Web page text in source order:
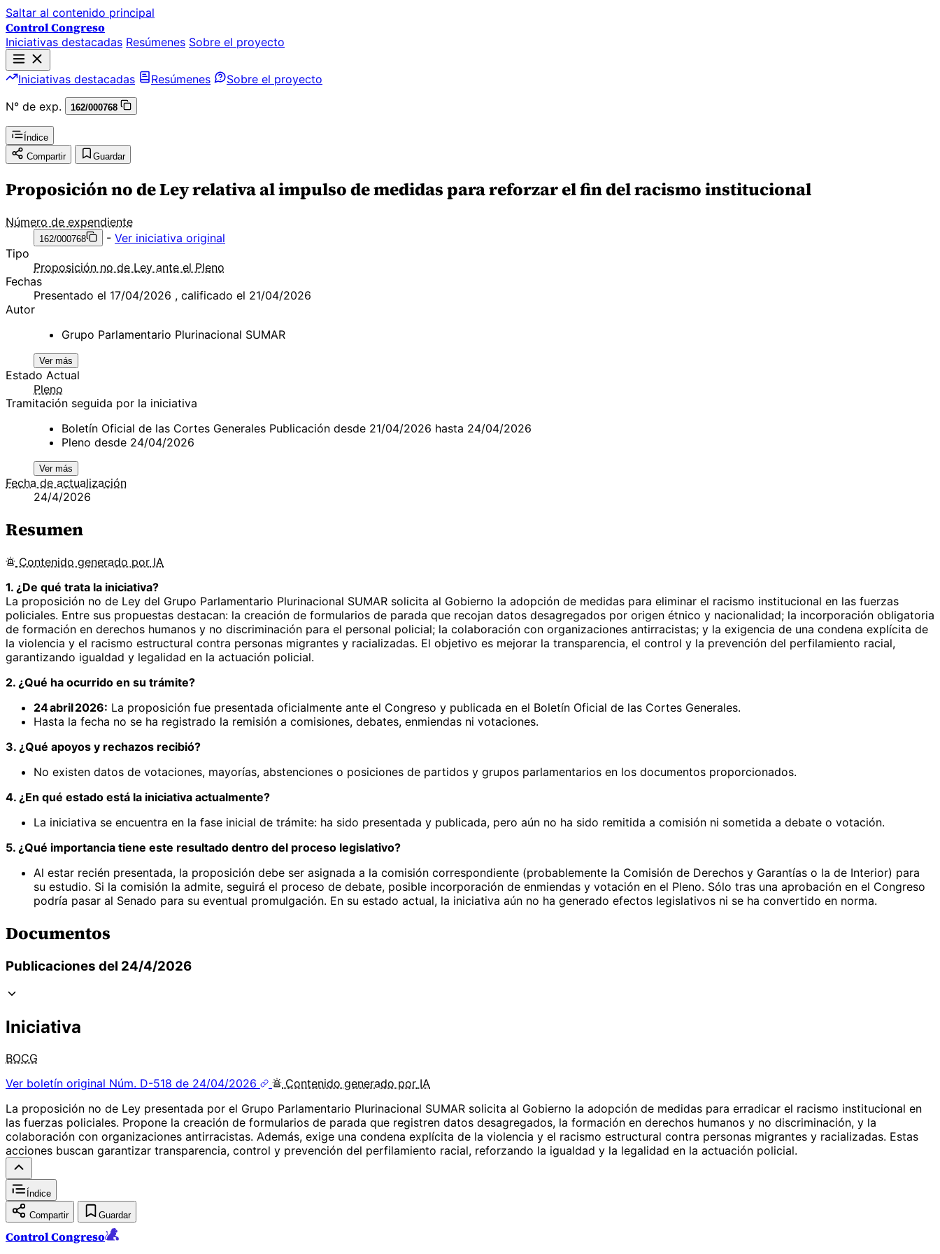
Saltar al contenido principal
Control Congreso
Iniciativas destacadas Resúmenes Sobre el proyecto
Iniciativas destacadas Resúmenes
Sobre el proyecto
N° de exp.
162/000768
Índice
Compartir
Guardar
Proposición no de Ley relativa al impulso de medidas para reforzar el fin del racismo institucional
Número de expendiente
162/000768 - Ver iniciativa original
Tipo
Proposición no de Ley ante el Pleno
Fechas
Presentado el 17/04/2026 , calificado el 21/04/2026
Autor
Grupo Parlamentario Plurinacional SUMAR
Ver más
Estado Actual
Pleno
Tramitación seguida por la iniciativa
Boletín Oficial de las Cortes Generales Publicación desde 21/04/2026 hasta 24/04/2026
Pleno desde 24/04/2026
Ver más
Fecha de actualización
24/4/2026
Resumen
Contenido generado por IA
1. ¿De qué trata la iniciativa?
La proposición no de Ley del Grupo Parlamentario Plurinacional SUMAR solicita al Gobierno la adopción de medidas para eliminar el racismo institucional en las fuerzas
policiales. Entre sus propuestas destacan: la creación de formularios de parada que recojan datos desagregados por origen étnico y nacionalidad; la incorporación obligatoria
de formación en derechos humanos y no discriminación para el personal policial; la colaboración con organizaciones antirracistas; y la exigencia de una condena explícita de
la violencia y el racismo estructural contra personas migrantes y racializadas. El objetivo es mejorar la transparencia, el control y la prevención del perfilamiento racial,
garantizando igualdad y legalidad en la actuación policial.
2. ¿Qué ha ocurrido en su trámite?
24 abril 2026: La proposición fue presentada oficialmente ante el Congreso y publicada en el Boletín Oficial de las Cortes Generales.
Hasta la fecha no se ha registrado la remisión a comisiones, debates, enmiendas ni votaciones.
3. ¿Qué apoyos y rechazos recibió?
No existen datos de votaciones, mayorías, abstenciones o posiciones de partidos y grupos parlamentarios en los documentos proporcionados.
4. ¿En qué estado está la iniciativa actualmente?
La iniciativa se encuentra en la fase inicial de trámite: ha sido presentada y publicada, pero aún no ha sido remitida a comisión ni sometida a debate o votación.
5. ¿Qué importancia tiene este resultado dentro del proceso legislativo?
Al estar recién presentada, la proposición debe ser asignada a la comisión correspondiente (probablemente la Comisión de Derechos y Garantías o la de Interior) para
su estudio. Si la comisión la admite, seguirá el proceso de debate, posible incorporación de enmiendas y votación en el Pleno. Sólo tras una aprobación en el Congreso
podría pasar al Senado para su eventual promulgación. En su estado actual, la iniciativa aún no ha generado efectos legislativos ni se ha convertido en norma.
Documentos
Publicaciones del 24/4/2026
Iniciativa
BOCG
Ver boletín original Núm. D-518 de 24/04/2026 Contenido generado por IA
La proposición no de Ley presentada por el Grupo Parlamentario Plurinacional SUMAR solicita al Gobierno la adopción de medidas para erradicar el racismo institucional en
las fuerzas policiales. Propone la creación de formularios de parada que registren datos desagregados, la formación en derechos humanos y no discriminación, y la
colaboración con organizaciones antirracistas. Además, exige una condena explícita de la violencia y el racismo estructural contra personas migrantes y racializadas. Estas
acciones buscan garantizar transparencia, control y prevención del perfilamiento racial, reforzando la igualdad y la legalidad en la actuación policial.
Índice
Compartir Guardar
Control Congreso